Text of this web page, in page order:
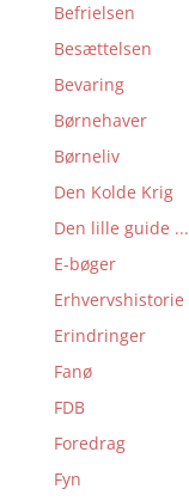
Befrielsen
Besættelsen
Bevaring
Børnehaver
Børneliv
Den Kolde Krig
Den lille guide ...
E-bøger
Erhvervshistorie
Erindringer
Fanø
FDB
Foredrag
Fyn